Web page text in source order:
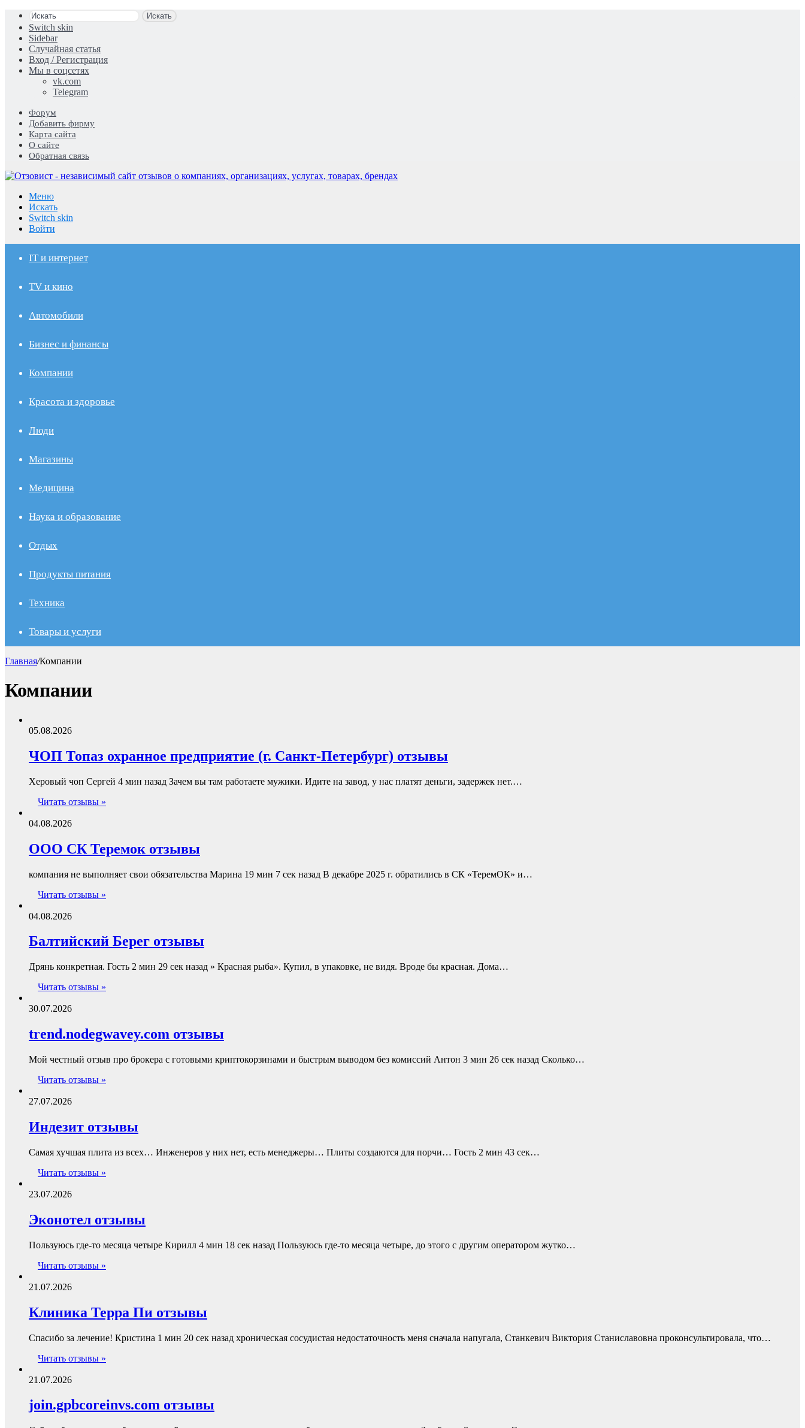
Искать
Switch skin
Sidebar
Случайная статья
Вход / Регистрация
Мы в соцсетях
vk.com
Telegram
Форум
Добавить фирму
Карта сайта
О сайте
Обратная связь
Меню
Искать
Switch skin
Войти
IT и интернет
TV и кино
Автомобили
Бизнес и финансы
Компании
Красота и здоровье
Люди
Магазины
Медицина
Наука и образование
Отдых
Продукты питания
Техника
Товары и услуги
Главная/Компании
Компании
05.08.2026
ЧОП Топаз охранное предприятие (г. Санкт-Петербург) отзывы
Херовый чоп Сергей 4 мин назад Зачем вы там работаете мужики. Идите на завод, у нас платят деньги, задержек нет.…
Читать отзывы »
04.08.2026
ООО СК Теремок отзывы
компания не выполняет свои обязательства Марина 19 мин 7 сек назад В декабре 2025 г. обратились в СК «ТеремОК» и…
Читать отзывы »
04.08.2026
Балтийский Берег отзывы
Дрянь конкретная. Гость 2 мин 29 сек назад » Красная рыба». Купил, в упаковке, не видя. Вроде бы красная. Дома…
Читать отзывы »
30.07.2026
trend.nodegwavey.com отзывы
Мой честный отзыв про брокера с готовыми криптокорзинами и быстрым выводом без комиссий Антон 3 мин 26 сек назад Сколько…
Читать отзывы »
27.07.2026
Индезит отзывы
Самая хучшая плита из всех… Инженеров у них нет, есть менеджеры… Плиты создаются для порчи… Гость 2 мин 43 сек…
Читать отзывы »
23.07.2026
Эконотел отзывы
Пользуюсь где-то месяца четыре Кирилл 4 мин 18 сек назад Пользуюсь где-то месяца четыре, до этого с другим оператором жутко…
Читать отзывы »
21.07.2026
Клиника Терра Пи отзывы
Спасибо за лечение! Кристина 1 мин 20 сек назад хроническая сосудистая недостаточность меня сначала напугала, Станкевич Виктория Станиславовна проконсультировала, что…
Читать отзывы »
21.07.2026
join.gpbcoreinvs.com отзывы